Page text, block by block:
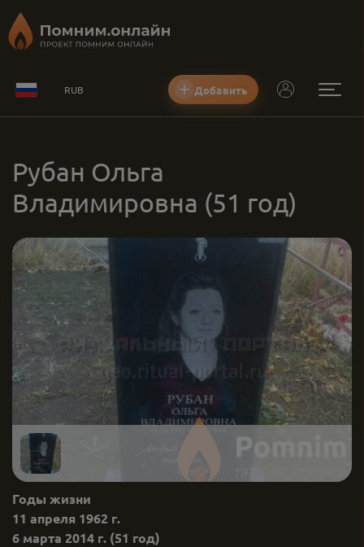
RUB Добавить
Рубан Ольга
Владимировна (51 год)
Годы жизни
11 апреля 1962 г.
6 марта 2014 г. (51 год)